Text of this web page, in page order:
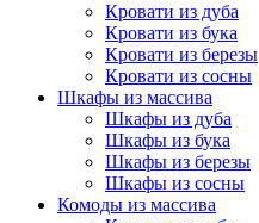
Кровати из дуба
Кровати из бука
Кровати из березы
Кровати из сосны
Шкафы из массива
Шкафы из дуба
Шкафы из бука
Шкафы из березы
Шкафы из сосны
Комоды из массива